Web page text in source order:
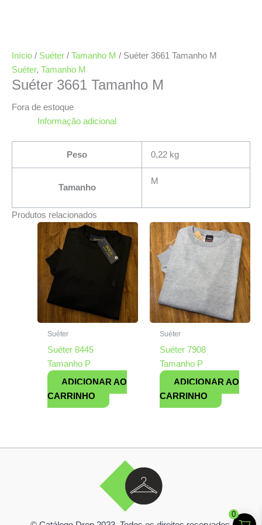
Início / Suéter / Tamanho M / Suéter 3661 Tamanho M
Suéter, Tamanho M
Suéter 3661 Tamanho M
Fora de estoque
Informação adicional
Peso 0,22 kg
Tamanho
M
Produtos relacionados
Suéter
Suéter 8445
Tamanho P
ADICIONAR AO
CARRINHO
Suéter
Suéter 7908
Tamanho P
ADICIONAR AO
CARRINHO
0